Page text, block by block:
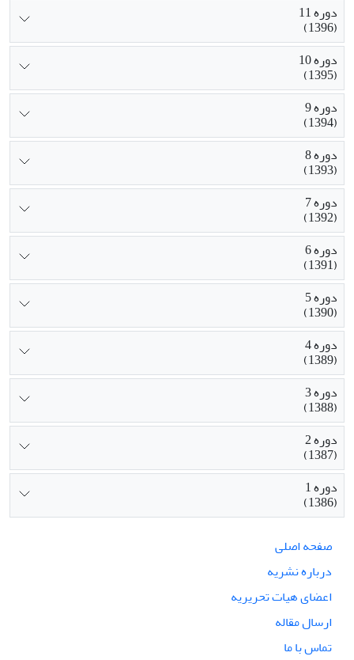
دوره 11
(1396)
دوره 10
(1395)
دوره 9
(1394)
دوره 8
(1393)
دوره 7
(1392)
دوره 6
(1391)
دوره 5
(1390)
دوره 4
(1389)
دوره 3
(1388)
دوره 2
(1387)
دوره 1
(1386)
صفحه اصلی
درباره نشریه
اعضای هیات تحریریه
ارسال مقاله
تماس با ما